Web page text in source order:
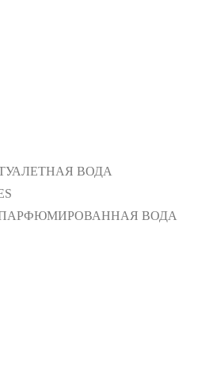
ТУАЛЕТНАЯ ВОДА
ПАРФЮМИРОВАННАЯ ВОДА